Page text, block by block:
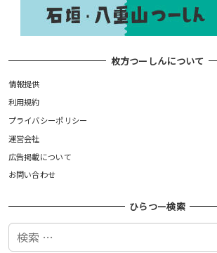
枚方つーしんについて
情報提供
利用規約
プライバシーポリシー
運営会社
広告掲載について
お問い合わせ
ひらつー検索
検